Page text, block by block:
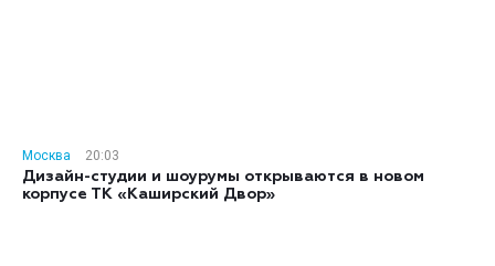
Москва
20:03
Дизайн-студии и шоурумы открываются в новом
корпусе ТК «Каширский Двор»